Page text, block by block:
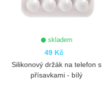
skladem
49 Kč
Silikonový držák na telefon s
přísavkami - bílý